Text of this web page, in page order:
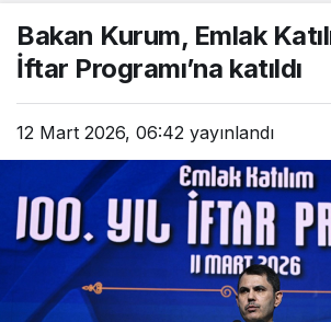
Bakan Kurum, Emlak
İftar Programı’na katıldı
12 Mart 2026, 06:42 yayınlandı